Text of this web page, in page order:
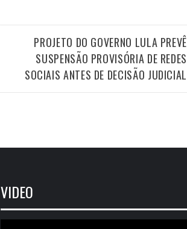
PROJETO DO GOVERNO LULA PREVÊ
SUSPENSÃO PROVISÓRIA DE REDES
SOCIAIS ANTES DE DECISÃO JUDICIAL
VIDEO